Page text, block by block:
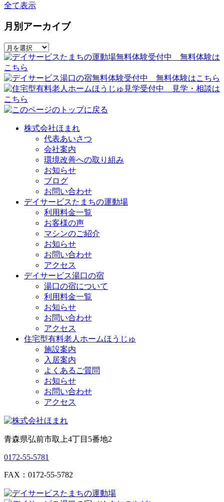
全て表示
月別アーカイブ
株式会社ほまれ
代表あいさつ
会社案内
環境改善への取り組み
お知らせ
ブログ
お問い合わせ
デイサービスたまちの運動場
利用料金一覧
お客様の声
マシンのご紹介
お知らせ
お問い合わせ
アクセス
デイサービス湯口の宿
湯口の宿について
利用料金一覧
お知らせ
お問い合わせ
アクセス
住宅型有料老人ホームほうじゅ
施設案内
入居案内
よくあるご質問
お知らせ
お問い合わせ
アクセス
青森県弘前市取上4丁目5番地2
0172-55-5781
FAX：0172-55-5782